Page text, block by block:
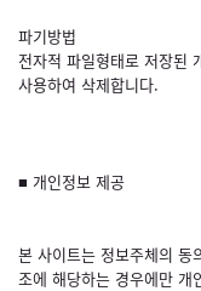
파기방법
전자적 파일형태로 저장된
사용하여 삭제합니다.
■ 개인정보 제공
본 사이트는 정보주체의
조에 해당하는 경우에만 개